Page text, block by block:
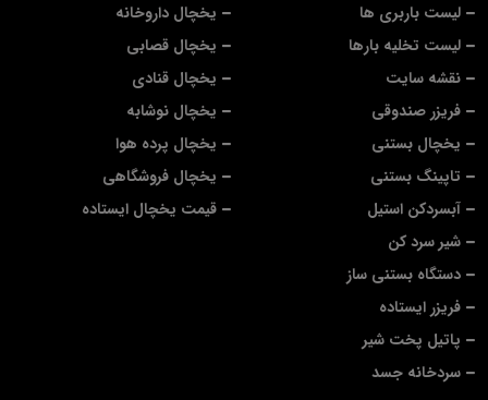
یخچال داروخانه
یخچال قصابی
یخچال قنادی
یخچال نوشابه
یخچال پرده هوا
یخچال فروشگاهی
قیمت یخچال ایستاده
لیست باربری ها
لیست تخلیه بارها
نقشه سایت
فریزر صندوقی
یخچال بستنی
تاپینگ بستنی
آبسردکن استیل
شیر سرد کن
دستگاه بستنی ساز
فریزر ایستاده
پاتیل پخت شیر
سردخانه جسد